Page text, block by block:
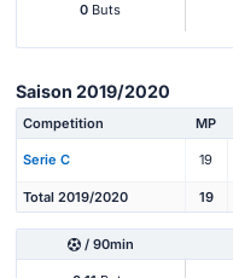
0 Buts
Saison 2019/2020
Competition MP
Serie C 19
Total 2019/2020 19
/ 90min